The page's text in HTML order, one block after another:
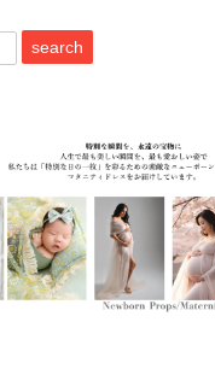
search